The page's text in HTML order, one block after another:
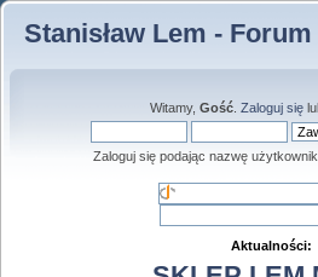
Stanisław Lem - Forum
Witamy, Gość. Zaloguj się
Zaloguj się podając nazwę
Aktualności: